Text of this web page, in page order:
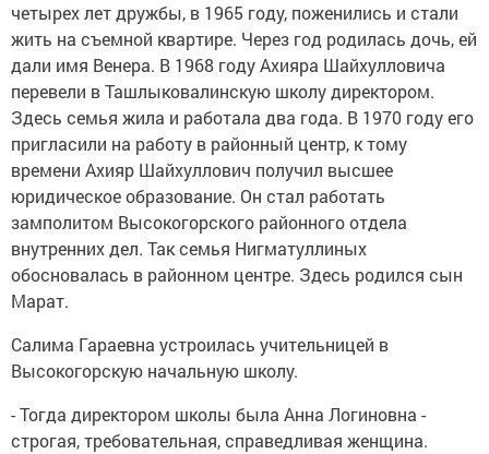
четырех лет дружбы, в 1965 году, поженились и стали
жить на съемной квартире. Через год родилась дочь, ей
дали имя Венера. В 1968 году Ахияра Шайхулловича
перевели в Ташлыковалинскую школу директором.
Здесь семья жила и работала два года. В 1970 году его
пригласили на работу в районный центр, к тому
времени Ахияр Шайхуллович получил высшее
юридическое образование. Он стал работать
замполитом Высокогорского районного отдела
внутренних дел. Так семья Нигматуллиных
обосновалась в районном центре. Здесь родился сын
Марат.
Салима Гараевна устроилась учительницей в
Высокогорскую начальную школу.
- Тогда директором школы была Анна Логиновна -
строгая, требовательная, справедливая женщина.